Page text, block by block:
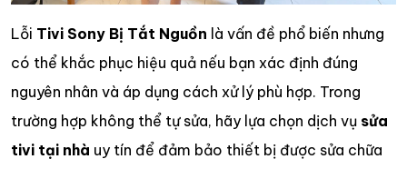
Lỗi Tivi Sony Bị Tắt Nguồn là vấn đề phổ biến nhưng
có thể khắc phục hiệu quả nếu bạn xác định đúng
nguyên nhân và áp dụng cách xử lý phù hợp. Trong
trường hợp không thể tự sửa, hãy lựa chọn dịch vụ sửa
tivi tại nhà uy tín để đảm bảo thiết bị được sửa chữa